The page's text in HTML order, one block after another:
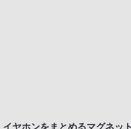
ヤホンをまとめるマグネ